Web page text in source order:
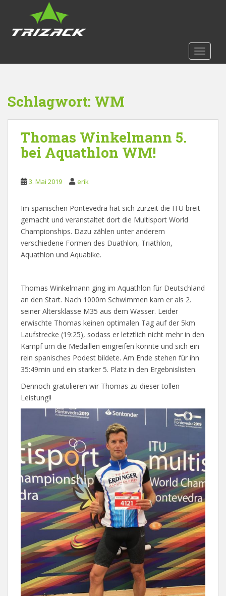
o
Schlagwort: WM
Thomas Winkelmann 5.
bei Aquathlon WM!
3. Mai 2019 erik
Im spanischen Pontevedra hat sich zurzeit die ITU breit
gemacht und veranstaltet dort die Multisport World
Championships. Dazu zählen unter anderem
verschiedene Formen des Duathlon, Triathlon,
Aquathlon und Aquabike.
Thomas Winkelmann ging im Aquathlon für Deutschland
an den Start. Nach 1000m Schwimmen kam er als 2.
seiner Altersklasse M35 aus dem Wasser. Leider
erwischte Thomas keinen optimalen Tag auf der 5km
Laufstrecke (19:25), sodass er letztlich nicht mehr in den
Kampf um die Medaillen eingreifen konnte und sich ein
rein spanisches Podest bildete. Am Ende stehen für ihn
35:49min und ein starker 5. Platz in den Ergebnislisten.
Dennoch gratulieren wir Thomas zu dieser tollen
Leistung!!